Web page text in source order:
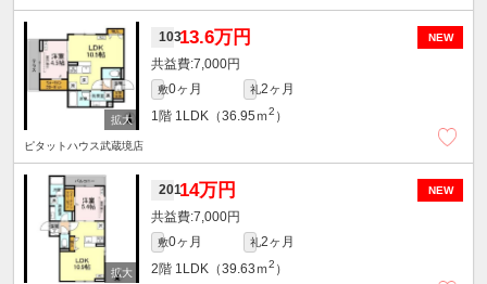
NEW
10313.6万円
7,000円
敷0ヶ月 礼2ヶ月
1階 1LDK（36.95ｍ2 ）
ピタットハウス武蔵境店
NEW
20114万円
7,000円
敷0ヶ月 礼2ヶ月
2階 1LDK（39.63ｍ2 ）